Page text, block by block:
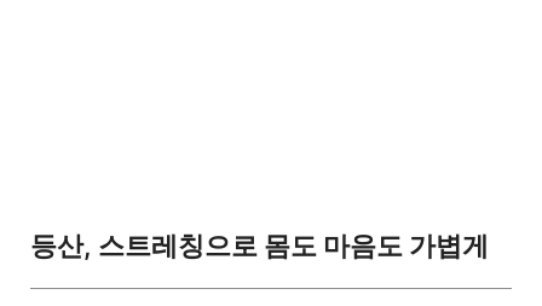
등산, 스트레칭으로 몸도 마음도 가볍게